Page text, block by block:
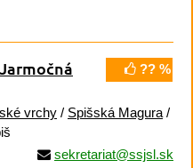
?? %
vrchy / Spišská Magura /
sekretariat@ssjsl.sk